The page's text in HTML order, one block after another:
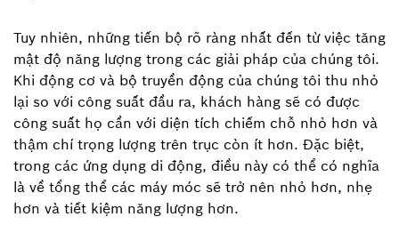
Tuy nhiên, những tiến bộ rõ ràng nhất đến từ việc tăng
mật độ năng lượng trong các giải pháp của chúng tôi.
Khi động cơ và bộ truyền động của chúng tôi thu nhỏ
lại so với công suất đầu ra, khách hàng sẽ có được
công suất họ cần với diện tích chiếm chỗ nhỏ hơn và
thậm chí trọng lượng trên trục còn ít hơn. Đặc biệt,
trong các ứng dụng di động, điều này có thể có nghĩa
là về tổng thể các máy móc sẽ trở nên nhỏ hơn, nhẹ
hơn và tiết kiệm năng lượng hơn.